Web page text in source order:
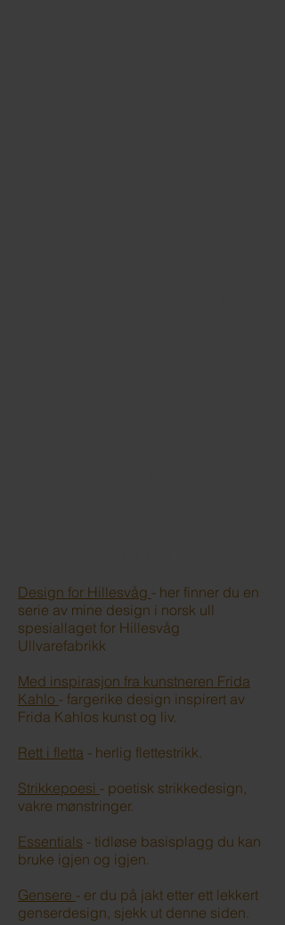
Design for Hillesvåg - her finner du en
serie av mine design i norsk ull
spesiallaget for Hillesvåg
Ullvarefabrikk
Med inspirasjon fra kunstneren Frida
Kahlo - fargerike design inspirert av
Frida Kahlos kunst og liv.
Rett i fletta - herlig flettestrikk.
Strikkepoesi - poetisk strikkedesign,
vakre mønstringer.
Essentials - tidløse basisplagg du kan
bruke igjen og igjen.
Gensere - er du på jakt etter ett lekkert
genserdesign, sjekk ut denne siden.